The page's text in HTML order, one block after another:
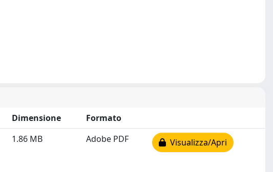
Dimensione
Formato
1.86 MB Adobe PDF Visualizza/Apri